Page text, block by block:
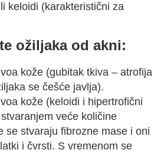
keloidi (karakteristični za
ožiljaka od akni:
kože (gubitak tkiva – atrofija
se češće javlja).
kože (keloidi i hipertrofični
veće količine
se stvaraju fibrozne mase i oni
i čvrsti. S vremenom se